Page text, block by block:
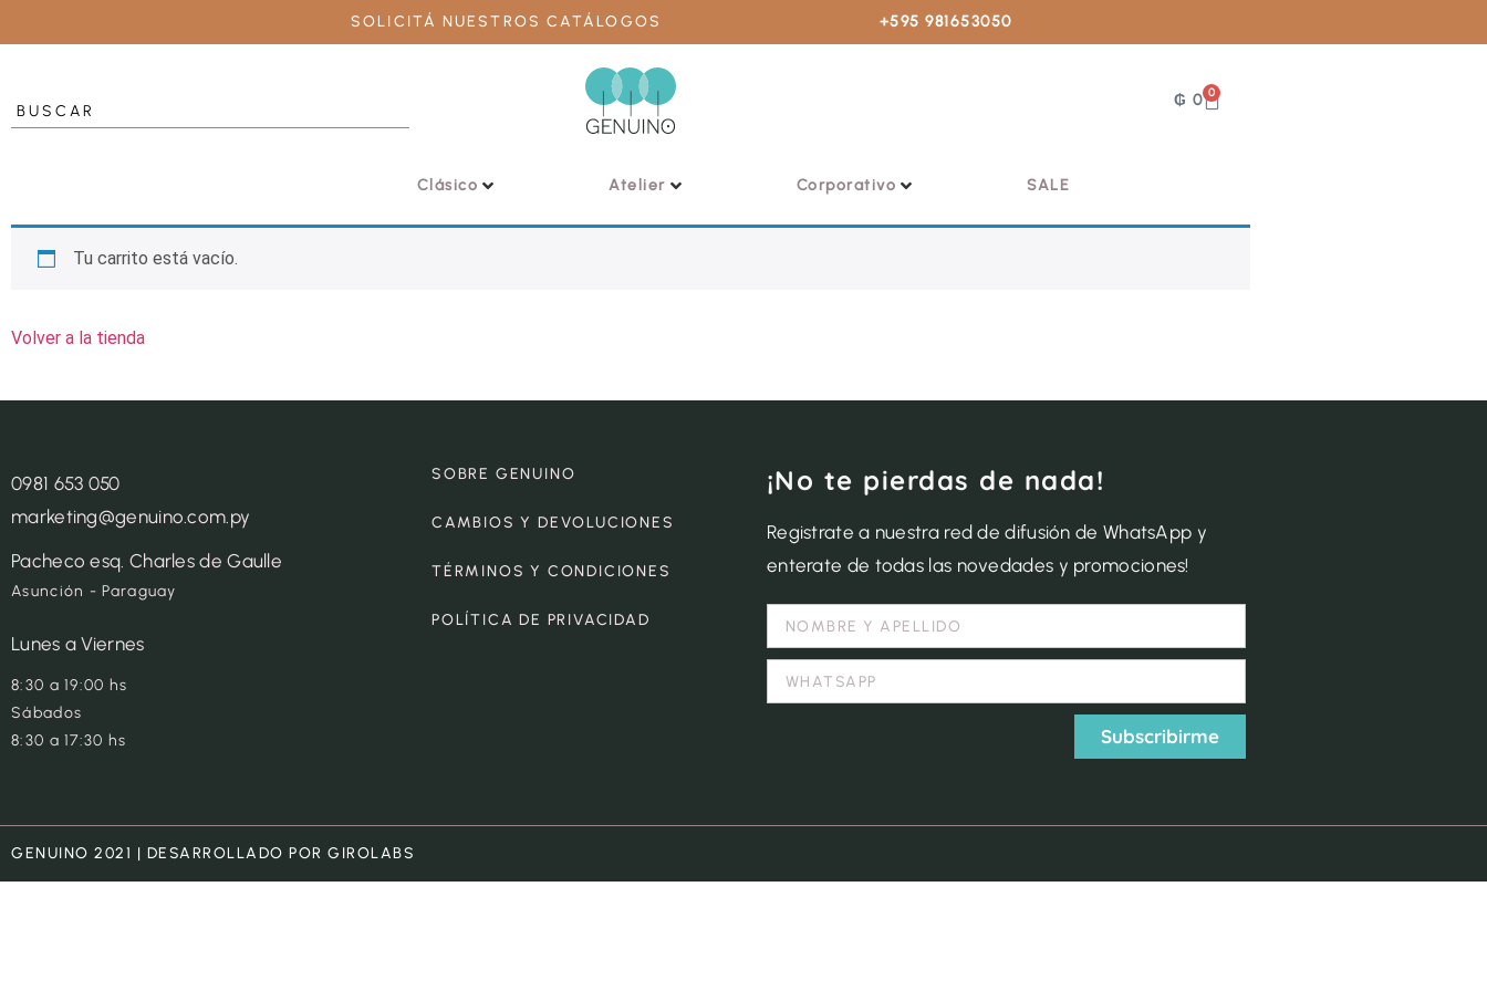
SOLICITÁ NUESTROS CATÁLOGOS +595 981653050
₲ 0 0
Clásico Atelier Corporativo SALE
Tu carrito está vacío.
Volver a la tienda
0981 653 050
marketing@genuino.com.py
Pacheco esq. Charles de Gaulle
Asunción - Paraguay
Lunes a Viernes
8:30 a 19:00 hs
Sábados
8:30 a 17:30 hs
SOBRE GENUINO
CAMBIOS Y DEVOLUCIONES
TÉRMINOS Y CONDICIONES
POLÍTICA DE PRIVACIDAD
¡No te pierdas de nada!
Registrate a nuestra red de difusión de WhatsApp y
enterate de todas las novedades y promociones!
Subscribirme
GENUINO 2021 | DESARROLLADO POR GIROLABS